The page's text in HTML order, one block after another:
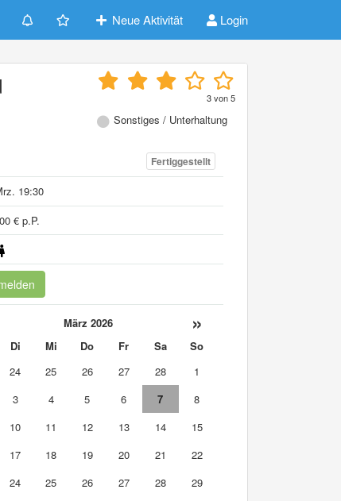
Neue Aktivität Login
3von5
Sonstiges / Unterhaltung
Fertiggestellt
19:30
€ p.P.
März 2026 »
Di Mi Do Fr Sa
So
24 25 26 27 28
1
3 4 5 6 7
8
10 11 12 13 14
15
17 18 19 20 21
22
24 25 26 27 28
29